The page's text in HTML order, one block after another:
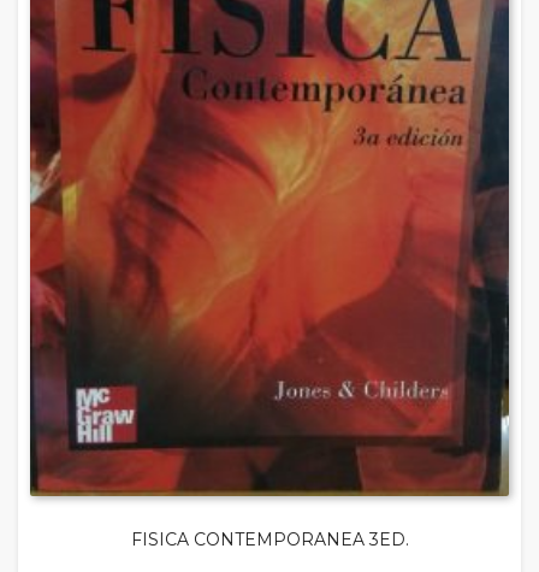
FISICA CONTEMPORANEA 3ED.